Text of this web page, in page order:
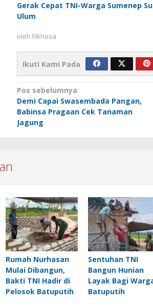
Gerak Cepat TNI-Warga Sumenep
Ulum
oleh Fikhesa
Ikuti Kami Pada
Navigasi
pos
Pos sebelumnya
Demi Capai Swasembada Pangan,
Babinsa Pragaan Cek Tanaman
Jagung
Rumah Nurhasan
Mulai Dibangun,
Bakti TNI Hadir di
Pelosok Batuputih
Sentuhan TNI
Bangun Hunian
Layak Bagi
Batuputih